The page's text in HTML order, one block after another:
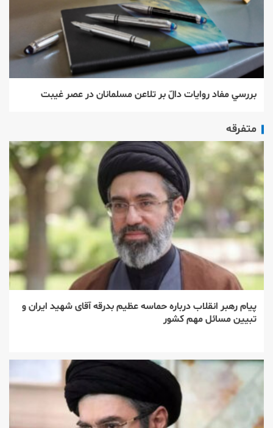
بررسي مفاد روايات دالّ بر تلاعن مسلمانان در عصر غيبت
متفرقه
پیام رهبر انقلاب درباره حماسه عظیم بدرقه آقای شهید ایران و
تبیین مسائل مهم کشور